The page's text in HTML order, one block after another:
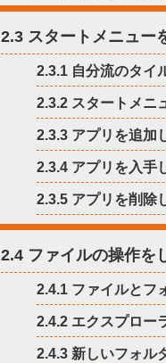
2.3 スタートメニュー
2.3.1 自分流のタイ
2.3.2 スタートメニ
2.3.3 アプリを追加
2.3.4 アプリを入手
2.3.5 アプリを削除
2.4 ファイルの操作を
2.4.1 ファイルとフ
2.4.2 エクスプロー
2.4.3 新しいフォル